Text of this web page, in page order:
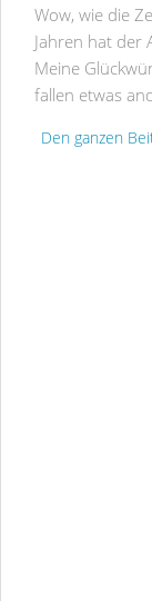
Wow, wie die
Jahren hat der
Meine
fallen etwas
Den ganzen